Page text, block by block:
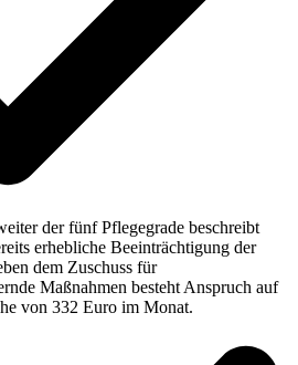
der fünf Pflegegrade beschreibt
erhebliche Beeinträchtigung der
dem Zuschuss für
Maßnahmen besteht Anspruch auf
von 332 Euro im Monat.